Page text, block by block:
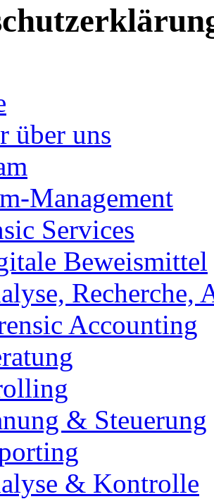
über uns
Management
Services
Beweismittel
Recherche,
Accounting
& Steuerung
& Kontrolle